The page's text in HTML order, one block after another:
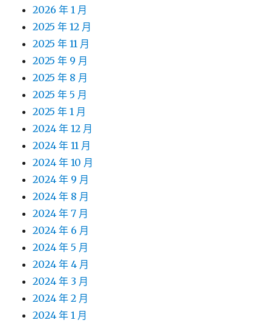
2026 年 1 月
2025 年 12 月
2025 年 11 月
2025 年 9 月
2025 年 8 月
2025 年 5 月
2025 年 1 月
2024 年 12 月
2024 年 11 月
2024 年 10 月
2024 年 9 月
2024 年 8 月
2024 年 7 月
2024 年 6 月
2024 年 5 月
2024 年 4 月
2024 年 3 月
2024 年 2 月
2024 年 1 月